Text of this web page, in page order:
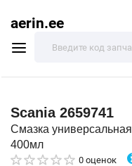
aerin.ee
Scania 2659741
Смазка
400мл
0 оценок